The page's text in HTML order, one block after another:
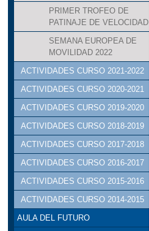
PRIMER TROFEO DE
PATINAJE DE VELOCIDAD
SEMANA EUROPEA DE
MOVILIDAD 2022
ACTIVIDADES CURSO 2021-2022
ACTIVIDADES CURSO 2020-2021
ACTIVIDADES CURSO 2019-2020
ACTIVIDADES CURSO 2018-2019
ACTIVIDADES CURSO 2017-2018
ACTIVIDADES CURSO 2016-2017
ACTIVIDADES CURSO 2015-2016
ACTIVIDADES CURSO 2014-2015
AULA DEL FUTURO